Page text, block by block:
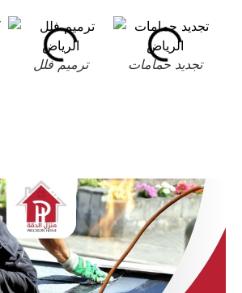
ترميم فلل تجديد حمامات